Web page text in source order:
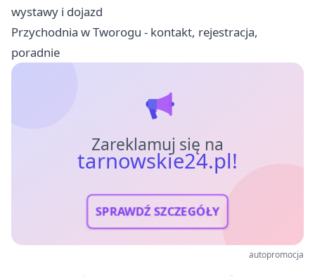
wystawy i dojazd
Przychodnia w Tworogu - kontakt, rejestracja,
poradnie
Zareklamuj się na
tarnowskie24.pl!
SPRAWDŹ SZCZEGÓŁY
autopromocja